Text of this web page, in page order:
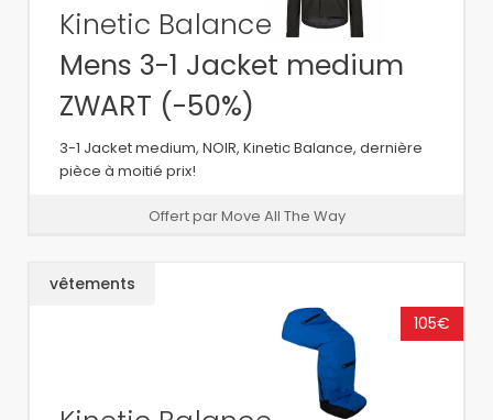
Kinetic Balance
Mens 3-1 Jacket medium
ZWART (-50%)
3-1 Jacket medium, NOIR, Kinetic Balance, dernière
pièce à moitié prix!
Offert par Move All The Way
vêtements
105€